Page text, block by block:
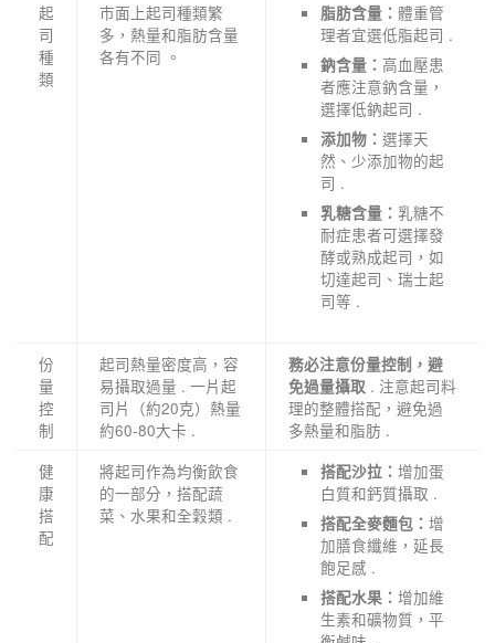
起
司
種
類
市面上起司種類繁
多，熱量和脂肪含量
各有不同 。
脂肪含量：體重管
理者宜選低脂起司 .
鈉含量：高血壓患
者應注意鈉含量，
選擇低鈉起司 .
添加物：選擇天
然、少添加物的起
司 .
乳糖含量：乳糖不
耐症患者可選擇發
酵或熟成起司，如
切達起司、瑞士起
司等 .
份
量
控
制
起司熱量密度高，容
易攝取過量 . 一片起
司片（約20克）熱量
約60-80大卡 .
務必注意份量控制，避
免過量攝取 . 注意起司料
理的整體搭配，避免過
多熱量和脂肪 .
健
康
搭
配
將起司作為均衡飲食
的一部分，搭配蔬
菜、水果和全穀類 .
搭配沙拉：增加蛋
白質和鈣質攝取 .
搭配全麥麵包：增
加膳食纖維，延長
飽足感 .
搭配水果：增加維
生素和礦物質，平